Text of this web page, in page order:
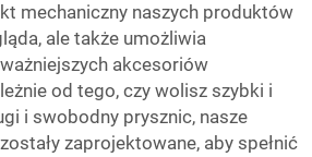
mechaniczny naszych produktów
ale także umożliwia
akcesoriów
od tego, czy wolisz szybki i
i swobodny prysznic, nasze
zaprojektowane, aby spełnić